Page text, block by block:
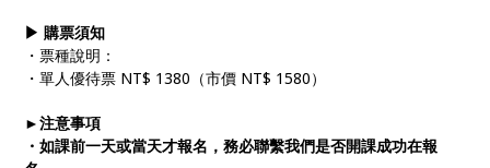
▶ 購票須知
・票種說明：
・單人優待票 NT$ 1380（市價 NT$ 1580）
►注意事項
・如課前一天或當天才報名，務必聯繫我們是否開課成功在報